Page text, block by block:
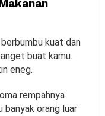
kuat dan
buat kamu.
eneg.
rempahnya
banyak orang luar